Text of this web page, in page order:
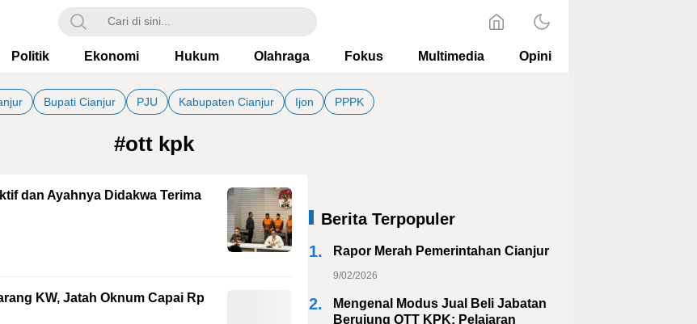
Politik Ekonomi Hukum Olahraga Fokus Multimedia Opini
Bupati Cianjur PJU Kabupaten Cianjur Ijon PPPK
#ott kpk
dan Ayahnya Didakwa Terima
KW, Jatah Oknum Capai Rp
Berita Terpopuler
1.
Rapor Merah Pemerintahan Cianjur
9/02/2026
2.
Mengenal Modus Jual Beli Jabatan
Berujung OTT KPK: Pelajaran